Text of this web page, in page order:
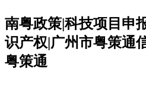
南粤政策|科技项目申
识产权|广州市粤策通
粤策通